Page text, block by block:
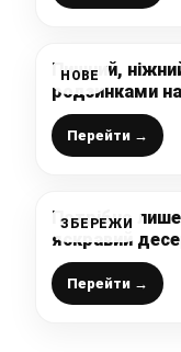
НОВЕ
Пишний,
родзинками
випічку з
Перейти →
ЗБЕРЕЖИ
Потрібно
яскравий
вашому столі:
знахідка, яку
Перейти →